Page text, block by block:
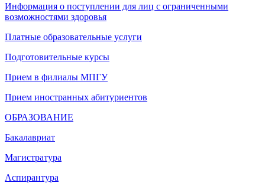
Информация о поступлении для лиц с ограниченными
возможностями здоровья
Платные образовательные услуги
Подготовительные курсы
Прием в филиалы МПГУ
Прием иностранных абитуриентов
ОБРАЗОВАНИЕ
Бакалавриат
Магистратура
Аспирантура